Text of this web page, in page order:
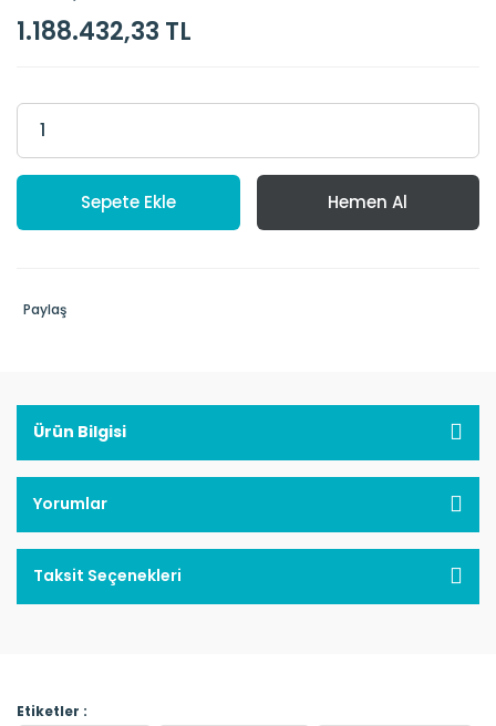
1.188.432,33 TL
Sepete Ekle Hemen Al
Paylaş
Ürün Bilgisi
Yorumlar
Taksit Seçenekleri
Etiketler :